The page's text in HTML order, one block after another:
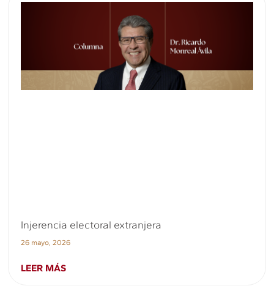
Injerencia electoral extranjera
26 mayo, 2026
LEER MÁS